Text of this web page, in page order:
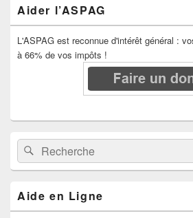
Aider l’ASPAG
L'ASPAG est reconnue d'intérêt général :
à 66% de vos impôts !
Recherche :Rechercher
Aide en Ligne